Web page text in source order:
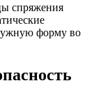
спряжения
форму во